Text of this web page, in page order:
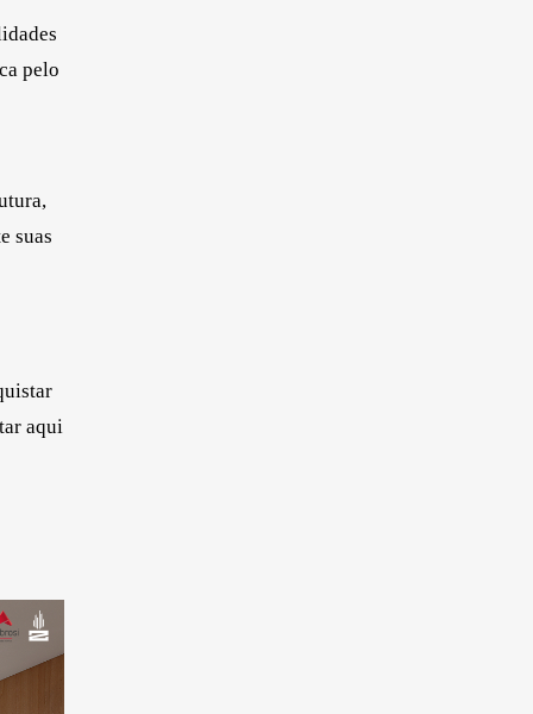
pelo
suas
aqui